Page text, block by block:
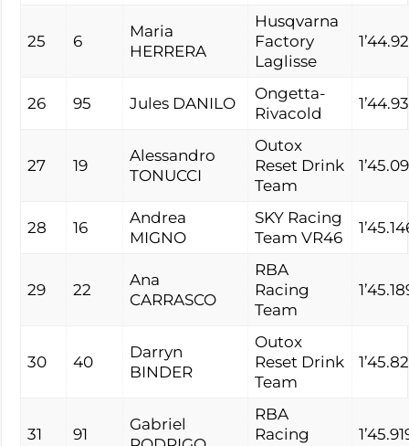
25 6
Maria
HERRERA
Husqvarna
Factory
Laglisse
26 95 Jules DANILO
Ongetta-
Rivacold
27 19
Alessandro
TONUCCI
Outox
Reset Drink
Team
28 16
Andrea
MIGNO
SKY Racing
Team VR46
29 22
Ana
CARRASCO
RBA
Racing
Team
30 40
Darryn
BINDER
Outox
Reset Drink
Team
31 91
Gabriel
RBA
Racing